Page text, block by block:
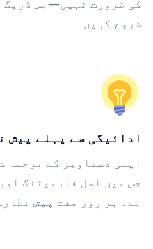
کی ضرورت نہیں—بس ڈریگ
شروع کریں۔
ادائیگی سے پہلے پیش
اپنی دستاویز کے ترجمہ
جس میں اصل فارمیٹنگ
ہے۔ ہر روز مفت پیش